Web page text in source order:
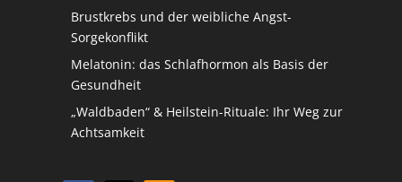
Brustkrebs und der weibliche Angst-
Sorgekonflikt
Melatonin: das Schlafhormon als Basis der
Gesundheit
„Waldbaden“ & Heilstein-Rituale: Ihr Weg zur
Achtsamkeit